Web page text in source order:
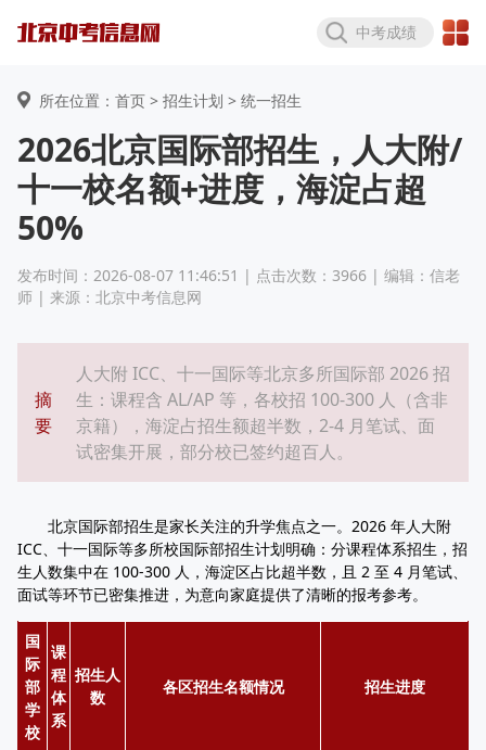
中考成绩
所在位置：首页 > 招生计划 > 统一招生
2026北京国际部招生，人大附/
十一校名额+进度，海淀占超
50%
发布时间：2026-08-07 11:46:51 | 点击次数：3966 | 编辑：信老
师 | 来源：北京中考信息网
摘
要
人大附 ICC、十一国际等北京多所国际部 2026 招
生：课程含 AL/AP 等，各校招 100-300 人（含非
京籍），海淀占招生额超半数，2-4 月笔试、面
试密集开展，部分校已签约超百人。
北京国际部招生是家长关注的升学焦点之一。2026 年人大附
ICC、十一国际等多所校国际部招生计划明确：分课程体系招生，招
生人数集中在 100-300 人，海淀区占比超半数，且 2 至 4 月笔试、
面试等环节已密集推进，为意向家庭提供了清晰的报考参考。
国
际
部
学
校
课
程
体
系
招生人
数
各区招生名额情况 招生进度